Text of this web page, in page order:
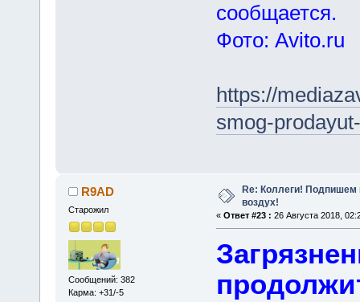
сообщается.
Фото: Avito.ru
https://
smog-
R9AD
Старожил
Сообщений: 382
Карма: +31/-5
Re: Коллеги! Подпишем
воздух!
« Ответ #23 : 26 Августа 2018,